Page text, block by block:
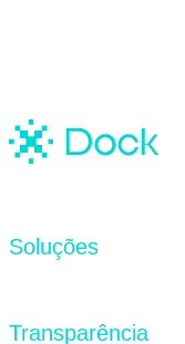
Soluções
Transparência